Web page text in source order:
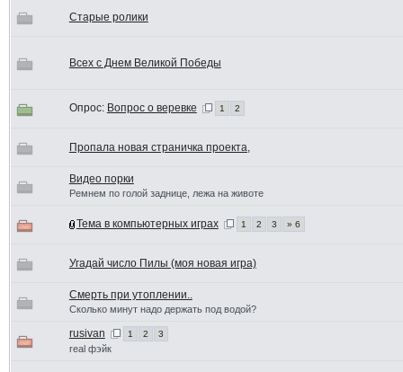
Старые ролики
Всех с Днем Великой Победы
Опрос: Вопрос о веревке 1 2
Пропала новая страничка проекта,
Видео порки
Ремнем по голой заднице, лежа на животе
Тема в компьютерных играх 1 2 3 » 6
Угадай число Пилы (моя новая игра)
Смерть при утоплении..
Сколько минут надо держать под водой?
rusivan 1 2 3
real фэйк